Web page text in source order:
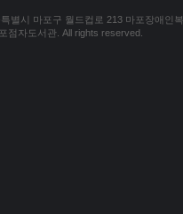
별시 마포구 월드컵로 213 마포장애인
점자도서관. All rights reserved.